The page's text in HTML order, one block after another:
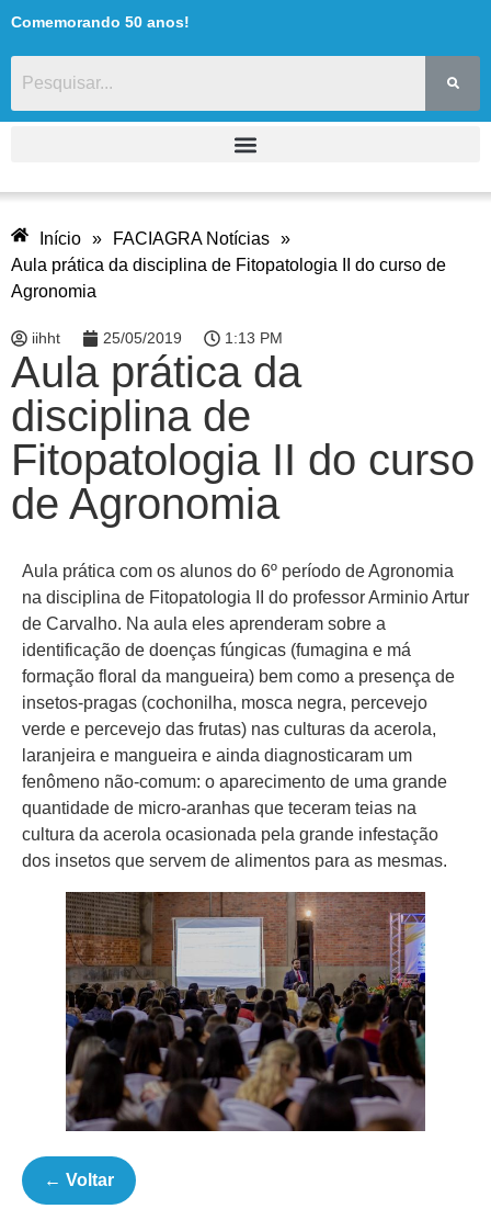
Comemorando 50 anos!
Início » FACIAGRA Notícias »
Aula prática da disciplina de Fitopatologia II do curso de
Agronomia
iihht 25/05/2019 1:13 PM
Aula prática da
disciplina de
Fitopatologia II do curso
de Agronomia
Aula prática com os alunos do 6º período de Agronomia
na disciplina de Fitopatologia II do professor Arminio Artur
de Carvalho. Na aula eles aprenderam sobre a
identificação de doenças fúngicas (fumagina e má
formação floral da mangueira) bem como a presença de
insetos-pragas (cochonilha, mosca negra, percevejo
verde e percevejo das frutas) nas culturas da acerola,
laranjeira e mangueira e ainda diagnosticaram um
fenômeno não-comum: o aparecimento de uma grande
quantidade de micro-aranhas que teceram teias na
cultura da acerola ocasionada pela grande infestação
dos insetos que servem de alimentos para as mesmas.
← Voltar